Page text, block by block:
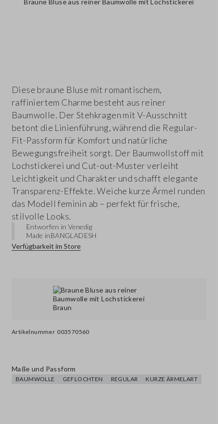
Braune Bluse aus reiner Baumwolle mit Lochstickerei
Artikelnummer 003570560
Diese braune Bluse mit romantischem,
raffiniertem Charme besteht aus reiner
Baumwolle. Der Stehkragen mit V-Ausschnitt
betont die Linienführung, während die Regular-
Fit-Passform für Komfort und natürliche
Bewegungsfreiheit sorgt. Der Baumwollstoff mit
Lochstickerei und Cut-out-Muster verleiht
Leichtigkeit und Charakter und schafft elegante
Transparenz-Effekte. Weiche kurze Ärmel runden
das Modell feminin ab – perfekt für frische,
stilvolle Looks.
Entworfen in Venedig
Made inBANGLADESH
Verfügbarkeit im Store
Maße und Passform
BAUMWOLLE GEFLOCHTEN REGULAR KURZE ÄRMELART